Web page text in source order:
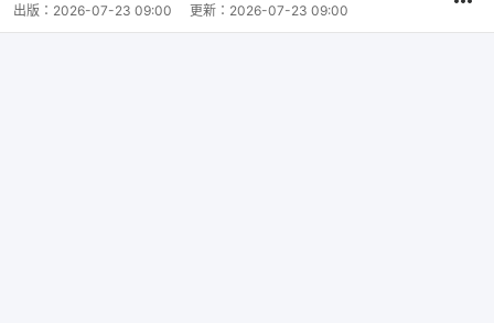
出版： 2026-07-23 09:00 更新： 2026-07-23 09:00